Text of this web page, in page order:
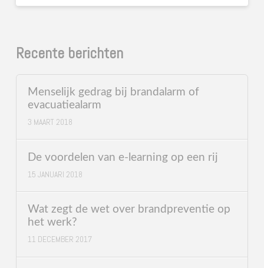
Recente berichten
Menselijk gedrag bij brandalarm of
evacuatiealarm
3 MAART 2018
De voordelen van e-learning op een rij
15 JANUARI 2018
Wat zegt de wet over brandpreventie op
het werk?
11 DECEMBER 2017